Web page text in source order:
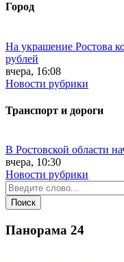
Город
На украшение Ростова
рублей
вчера, 16:08
Новости рубрики
Транспорт и дороги
В Ростовской области
вчера, 10:30
Новости рубрики
Панорама 24